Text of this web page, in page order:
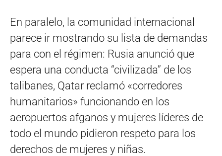
En paralelo, la comunidad internacional
parece ir mostrando su lista de demandas
para con el régimen: Rusia anunció que
espera una conducta “civilizada” de los
talibanes, Qatar reclamó «corredores
humanitarios» funcionando en los
aeropuertos afganos y mujeres líderes de
todo el mundo pidieron respeto para los
derechos de mujeres y niñas.